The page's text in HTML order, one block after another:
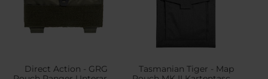
Direct Action - GRG
Tasmanian Tiger - Map